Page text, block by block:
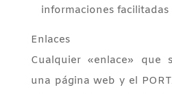
informaciones
Enlaces
Cualquier «enlace» que
una página web y el